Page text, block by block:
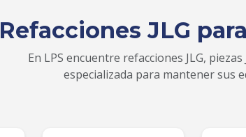
Refacciones JLG
En LPS encuentre refacciones JLG,
especializada para mantener sus